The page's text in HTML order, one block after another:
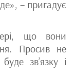
– пригадує
що вони
Просив не
зв’язку і